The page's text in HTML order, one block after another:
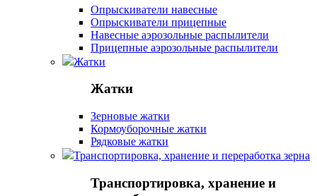
Опрыскиватели навесные
Опрыскиватели прицепные
Навесные аэрозольные распылители
Прицепные аэрозольные распылители
Жатки
Жатки
Зерновые жатки
Кормоуборочные жатки
Рядковые жатки
Транспортировка, хранение и переработка зерна
Транспортировка, хранение и